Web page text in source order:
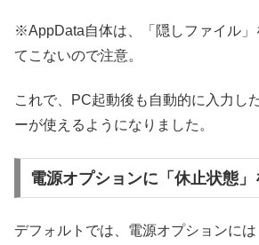
※AppData自体は、「隠しファイル」
てこないので注意。
これで、PC起動後も自動的に入力し
ーが使えるようになりました。
電源オプションに「休止状態」
デフォルトでは、電源オプションに